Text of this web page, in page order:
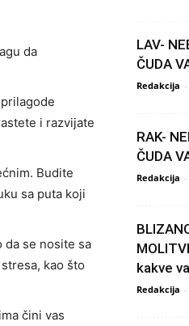
da
i razvijate
Budite
sa puta koji
da se nosite sa
kao što
čini vas
LAV-
ČUDA
Redakcija -
RAK-
ČUDA
Redakcija -
kakve
Redakcija -